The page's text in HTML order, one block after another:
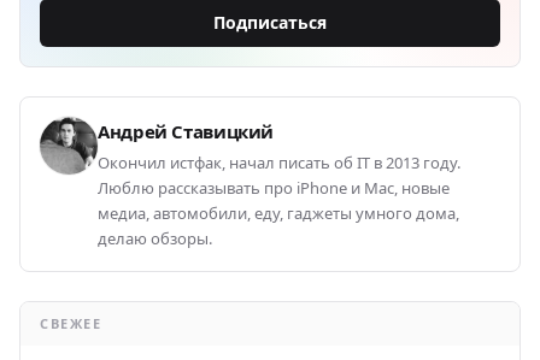
Подписаться
Андрей Ставицкий
Окончил истфак, начал писать об IT в 2013 году.
Люблю рассказывать про iPhone и Mac, новые
медиа, автомобили, еду, гаджеты умного дома,
делаю обзоры.
СВЕЖЕЕ